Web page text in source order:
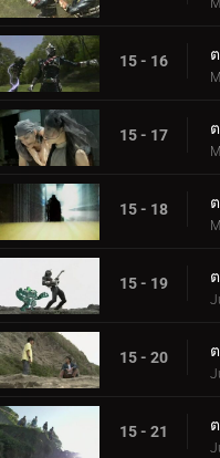
15 - 16
15 - 17
15 - 18
15 - 19
15 - 20
15 - 21